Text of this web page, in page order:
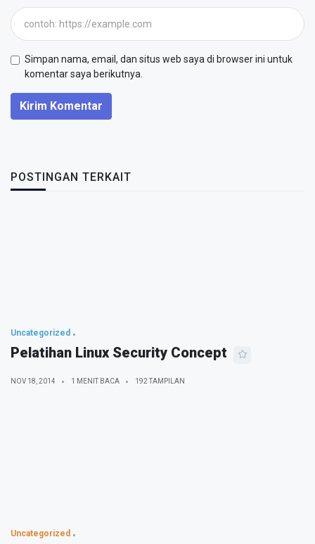
Simpan nama, email, dan situs web saya di browser ini untuk
komentar saya berikutnya.
Kirim Komentar
POSTINGAN TERKAIT
Uncategorized
Pelatihan Linux Security Concept
NOV 18, 2014 1 MENIT BACA 192 TAMPILAN
Uncategorized